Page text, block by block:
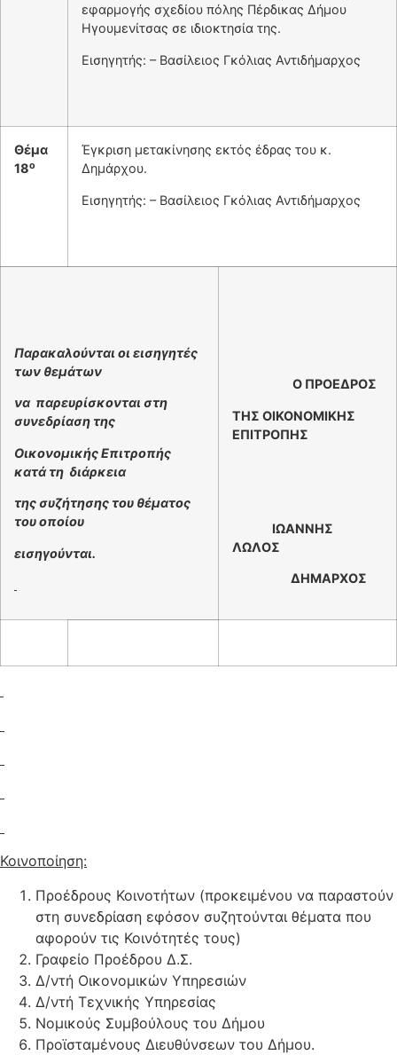
εφαρμογής σχεδίου πόλης Πέρδικας Δήμου
Ηγουμενίτσας σε ιδιοκτησία της.
Εισηγητής: – Βασίλειος Γκόλιας Αντιδήμαρχος
Θέμα
18ο
Έγκριση μετακίνησης εκτός έδρας του κ.
Δημάρχου.
Εισηγητής: – Βασίλειος Γκόλιας Αντιδήμαρχος
Παρακαλούνται οι εισηγητές
των θεμάτων
να παρευρίσκονται στη
συνεδρίαση της
Οικονομικής Επιτροπής
κατά τη διάρκεια
της συζήτησης του θέματος
του οποίου
εισηγούνται.
Ο ΠΡΟΕΔΡΟΣ
ΤΗΣ ΟΙΚΟΝΟΜΙΚΗΣ
ΕΠΙΤΡΟΠΗΣ
ΙΩΑΝΝΗΣ
ΛΩΛΟΣ
ΔΗΜΑΡΧΟΣ
Κοινοποίηση:
Προέδρους Κοινοτήτων (προκειμένου να παραστούν
στη συνεδρίαση εφόσον συζητούνται θέματα που
αφορούν τις Κοινότητές τους)
Γραφείο Προέδρου Δ.Σ.
Δ/ντή Οικονομικών Υπηρεσιών
Δ/ντή Τεχνικής Υπηρεσίας
Νομικούς Συμβούλους του Δήμου
Προϊσταμένους Διευθύνσεων του Δήμου.